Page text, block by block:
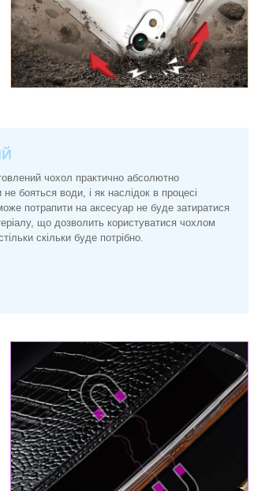
чохол практично абсолютно
бояться води, і як наслідок в процесі
потрапити на аксесуар не буде затиратися
що дозволить користуватися чохлом
скільки буде потрібно.